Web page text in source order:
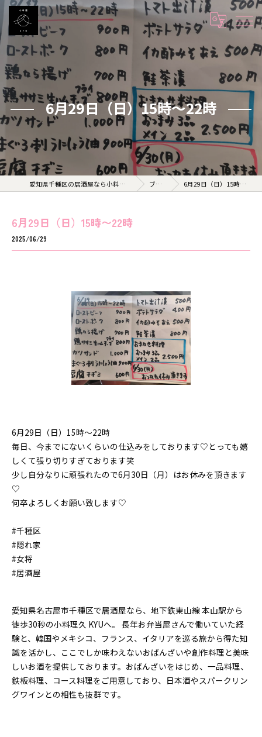
6月29日（日）15時〜22時
愛知県千種区の居酒屋なら小料理 久 KYU ブログ 6月29日（日）15時〜22時
6月29日（日）15時〜22時
2025/06/29
6月29日（日）15時〜22時
毎日、今までにないくらいの仕込みをしております♡とっても嬉
しくて張り切りすぎております笑
少し自分なりに頑張れたので6月30日（月）はお休みを頂きます
♡
何卒よろしくお願い致します♡
#千種区
#隠れ家
#女将
#居酒屋
愛知県名古屋市千種区で居酒屋なら、地下鉄東山線 本山駅から
徒歩30秒の小料理久 KYUへ。 長年お弁当屋さんで働いていた経
験と、韓国やメキシコ、フランス、イタリアを巡る旅から得た知
識を活かし、ここでしか味わえないおばんざいや創作料理と美味
しいお酒を提供しております。おばんざいをはじめ、一品料理、
鉄板料理、コース料理をご用意しており、日本酒やスパークリン
グワインとの相性も抜群です。